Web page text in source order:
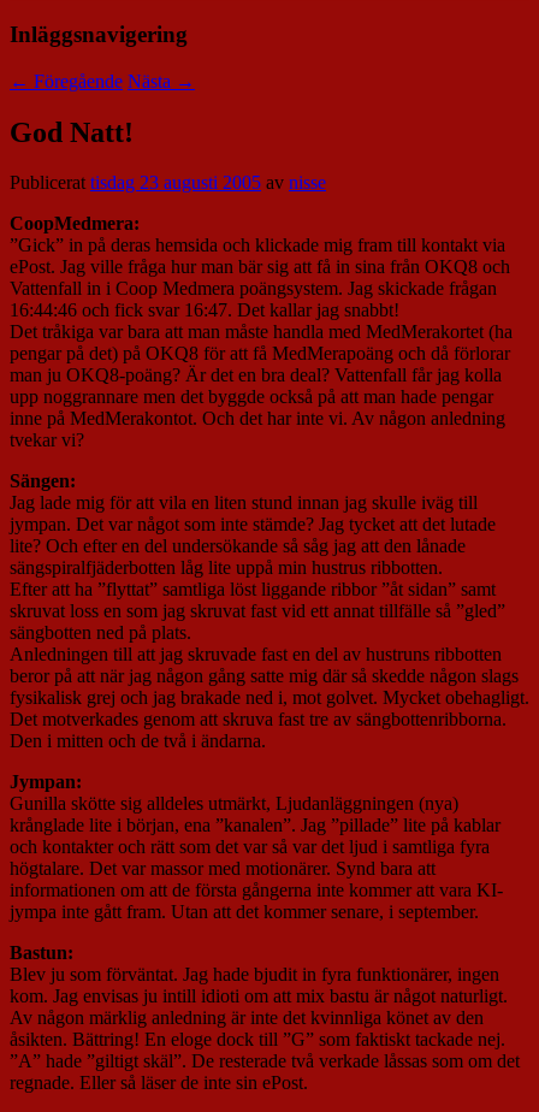
Inläggsnavigering
← Föregående Nästa →
God Natt!
Publicerattisdag 23 augusti 2005 av nisse
CoopMedmera:
”Gick” in på deras hemsida och klickade mig fram till kontakt via
ePost. Jag ville fråga hur man bär sig att få in sina från OKQ8 och
Vattenfall in i Coop Medmera poängsystem. Jag skickade frågan
16:44:46 och fick svar 16:47. Det kallar jag snabbt!
Det tråkiga var bara att man måste handla med MedMerakortet (ha
pengar på det) på OKQ8 för att få MedMerapoäng och då förlorar
man ju OKQ8-poäng? Är det en bra deal? Vattenfall får jag kolla
upp noggrannare men det byggde också på att man hade pengar
inne på MedMerakontot. Och det har inte vi. Av någon anledning
tvekar vi?
Sängen:
Jag lade mig för att vila en liten stund innan jag skulle iväg till
jympan. Det var något som inte stämde? Jag tycket att det lutade
lite? Och efter en del undersökande så såg jag att den lånade
sängspiralfjäderbotten låg lite uppå min hustrus ribbotten.
Efter att ha ”flyttat” samtliga löst liggande ribbor ”åt sidan” samt
skruvat loss en som jag skruvat fast vid ett annat tillfälle så ”gled”
sängbotten ned på plats.
Anledningen till att jag skruvade fast en del av hustruns ribbotten
beror på att när jag någon gång satte mig där så skedde någon slags
fysikalisk grej och jag brakade ned i, mot golvet. Mycket obehagligt.
Det motverkades genom att skruva fast tre av sängbottenribborna.
Den i mitten och de två i ändarna.
Jympan:
Gunilla skötte sig alldeles utmärkt, Ljudanläggningen (nya)
krånglade lite i början, ena ”kanalen”. Jag ”pillade” lite på kablar
och kontakter och rätt som det var så var det ljud i samtliga fyra
högtalare. Det var massor med motionärer. Synd bara att
informationen om att de första gångerna inte kommer att vara KI-
jympa inte gått fram. Utan att det kommer senare, i september.
Bastun:
Blev ju som förväntat. Jag hade bjudit in fyra funktionärer, ingen
kom. Jag envisas ju intill idioti om att mix bastu är något naturligt.
Av någon märklig anledning är inte det kvinnliga könet av den
åsikten. Bättring! En eloge dock till ”G” som faktiskt tackade nej.
”A” hade ”giltigt skäl”. De resterade två verkade låssas som om det
regnade. Eller så läser de inte sin ePost.